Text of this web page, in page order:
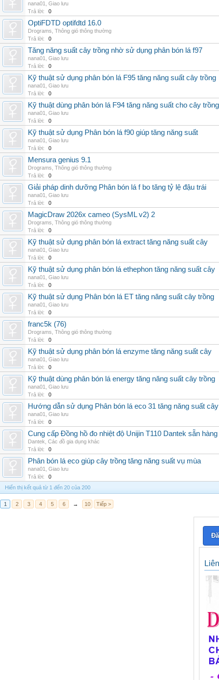
nana01
Giao lưu
Trả lời:
0
OptiFDTD optifdtd 16.0
Drograms Thông gió thông thường
Trả lời:
0
Tăng năng suất cây trồng nhờ sử dụng phân bón lá f97
nana01
Giao lưu
Trả lời:
0
Kỹ thuật sử dụng phân bón lá F95 tăng năng suất cây trồng
nana01
Giao lưu
Trả lời:
0
Kỹ thuật dùng phân bón lá F94 tăng năng suất cho cây trồng
nana01
Giao lưu
Trả lời:
0
Kỹ thuật sử dụng Phân bón lá f90 giúp tăng năng suất
nana01
Giao lưu
Trả lời:
0
Mensura genius 9.1
Drograms Thông gió thông thường
Trả lời:
0
Giải pháp dinh dưỡng Phân bón lá f bo tăng tỷ lệ đậu trái
nana01
Giao lưu
Trả lời:
0
MagicDraw 2026x cameo (SysML v2) 2
Drograms Thông gió thông thường
Trả lời:
0
Kỹ thuật sử dụng phân bón lá extract tăng năng suất cây
nana01
Giao lưu
Trả lời:
0
Kỹ thuật sử dụng phân bón lá ethephon tăng năng suất cây
nana01
Giao lưu
Trả lời:
0
Kỹ thuật sử dụng Phân bón lá ET tăng năng suất cây trồng
nana01
Giao lưu
Trả lời:
0
franc5k (76)
Drograms Thông gió thông thường
Trả lời:
0
Kỹ thuật sử dụng phân bón lá enzyme tăng năng suất cây
nana01
Giao lưu
Trả lời:
0
Kỹ thuật dùng phân bón lá energy tăng năng suất cây trồng
nana01
Giao lưu
Trả lời:
0
Hướng dẫn sử dụng Phân bón lá eco 31 tăng năng suất cây
nana01
Giao lưu
Trả lời:
0
Cung cấp Đồng hồ đo nhiệt độ Unijin T110 Dantek sẵn
Dantek Các đồ gia dụng khác
Trả lời:
0
Phân bón lá eco giúp cây trồng tăng năng suất vụ mùa
nana01
Giao lưu
Trả lời:
0
Hiển thị kết quả từ 1 đến 20 của 200
1 2 3 4 5 6 → 10 Tiếp >